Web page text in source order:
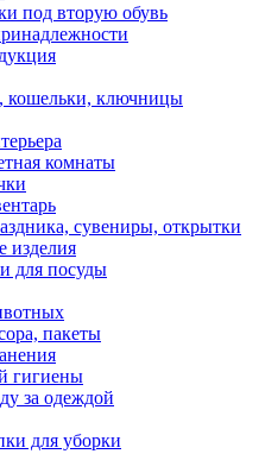
под вторую обувь
кошельки, ключницы
комнаты
сувениры, открытки
изделия
для посуды
пакеты
гигиены
за одеждой
для уборки